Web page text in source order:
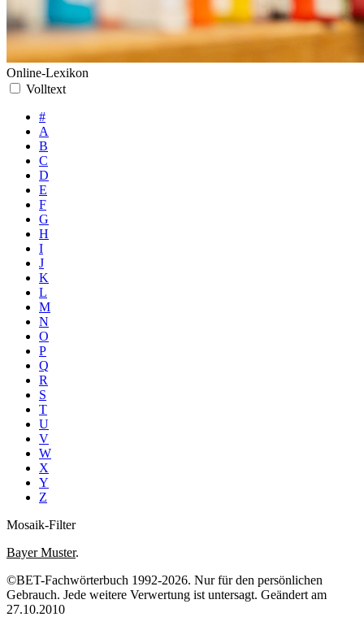
Online-Lexikon
Volltext
#
A
B
C
D
E
F
G
H
I
J
K
L
M
N
O
P
Q
R
S
T
U
V
W
X
Y
Z
Mosaik-Filter
Bayer Muster.
©BET-Fachwörterbuch 1992-2026. Nur für den persönlichen
Gebrauch. Jede weitere Verwertung ist untersagt. Geändert am
27.10.2010